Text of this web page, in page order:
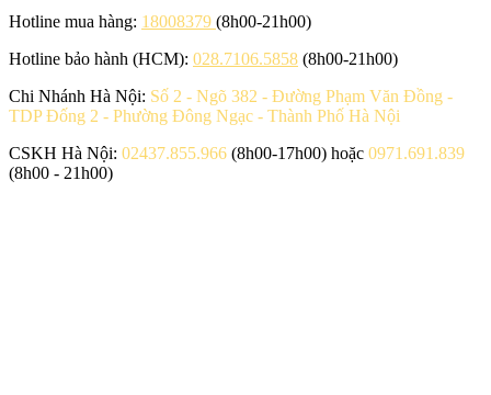
Hotline mua hàng: 18008379 (8h00-21h00)
Hotline bảo hành (HCM): 028.7106.5858 (8h00-21h00)
Chi Nhánh Hà Nội: Số 2 - Ngõ 382 - Đường Phạm Văn Đồng -
TDP Đống 2 - Phường Đông Ngạc - Thành Phố Hà Nội
CSKH Hà Nội: 02437.855.966 (8h00-17h00) hoặc 0971.691.839
(8h00 - 21h00)